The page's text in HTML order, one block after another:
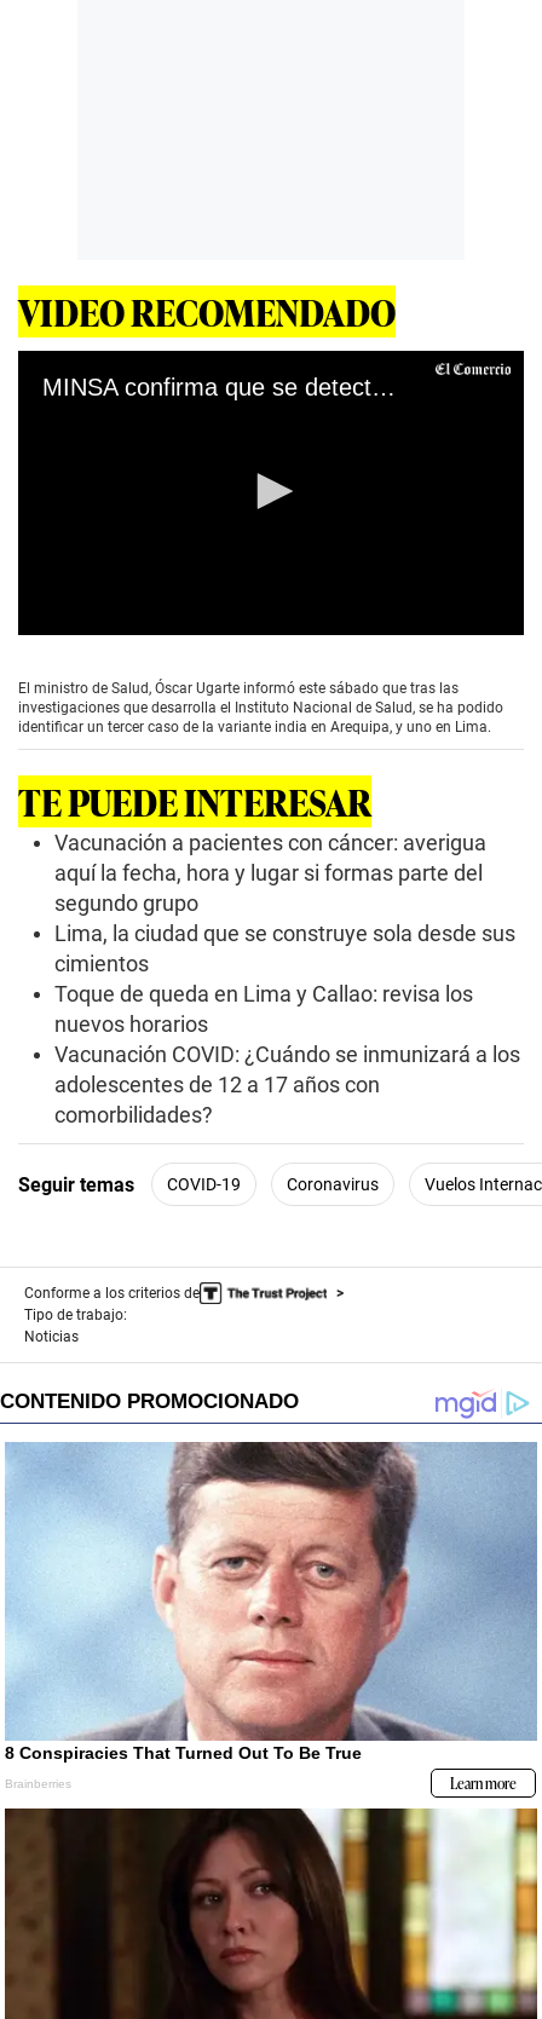
VIDEO RECOMENDADO
MINSA confirma que se detectó el primer caso de la variante india en Lima
e
c
o
s
o
El ministro de Salud, Óscar Ugarte informó este sábado que tras las
investigaciones que desarrolla el Instituto Nacional de Salud, se ha podido
identificar un tercer caso de la variante india en Arequipa, y uno en Lima.
TE PUEDE INTERESAR
Vacunación a pacientes con cáncer: averigua
aquí la fecha, hora y lugar si formas parte del
segundo grupo
Lima, la ciudad que se construye sola desde sus
cimientos
Toque de queda en Lima y Callao: revisa los
nuevos horarios
Vacunación COVID: ¿Cuándo se inmunizará a los
adolescentes de 12 a 17 años con
comorbilidades?
Seguir temas COVID-19 Coronavirus Vuelos
Conforme a los criterios de
Tipo de trabajo:
Noticias